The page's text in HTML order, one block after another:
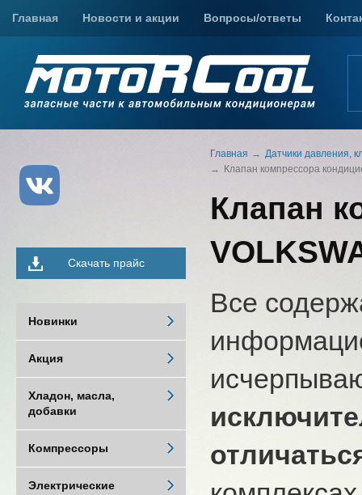
Главная Новости и акции Вопросы/ответы
Главная
Датчики давления,
Клапан компрессора
Клапан
Все
Скачать прайс
Новинки
Акция
Хладон, масла,
добавки
Компрессоры
Электрические